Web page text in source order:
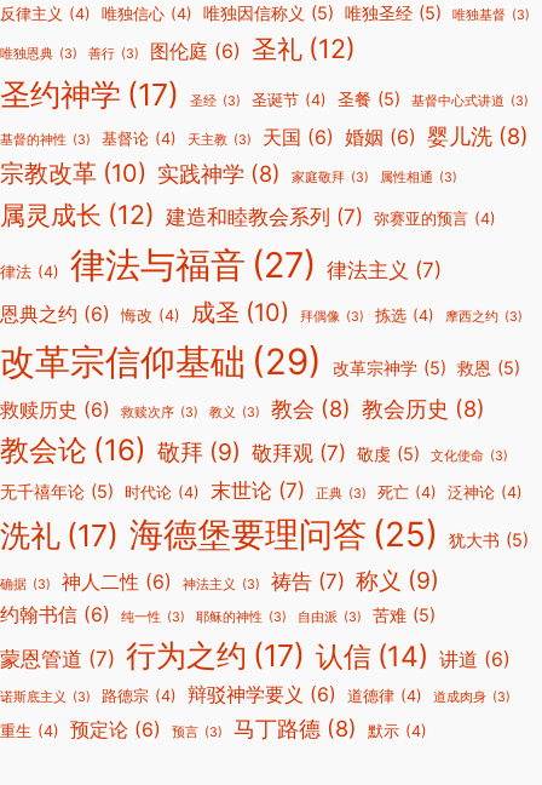
反律主义 (4) 唯独信心 (4) 唯独因信称义 (5) 唯独圣经 (5) 唯独基督 (3)
唯独恩典 (3) 善行 (3) 图伦庭 (6) 圣礼 (12)
圣约神学 (17) 圣经 (3) 圣诞节 (4) 圣餐 (5) 基督中心式讲道 (3)
基督的神性 (3) 基督论 (4) 天主教 (3) 天国 (6) 婚姻 (6) 婴儿洗 (8)
宗教改革 (10) 实践神学 (8) 家庭敬拜 (3) 属性相通 (3)
属灵成长 (12) 建造和睦教会系列 (7) 弥赛亚的预言 (4)
律法 (4) 律法与福音 (27) 律法主义 (7)
恩典之约 (6) 悔改 (4) 成圣 (10) 拜偶像 (3) 拣选 (4) 摩西之约 (3)
改革宗信仰基础 (29) 改革宗神学 (5) 救恩 (5)
救赎历史 (6) 救赎次序 (3) 教义 (3) 教会 (8) 教会历史 (8)
教会论 (16) 敬拜 (9) 敬拜观 (7) 敬虔 (5) 文化使命 (3)
无千禧年论 (5) 时代论 (4) 末世论 (7) 正典 (3) 死亡 (4) 泛神论 (4)
洗礼 (17) 海德堡要理问答 (25) 犹大书 (5)
确据 (3) 神人二性 (6) 神法主义 (3) 祷告 (7) 称义 (9)
约翰书信 (6) 纯一性 (3) 耶稣的神性 (3) 自由派 (3) 苦难 (5)
蒙恩管道 (7) 行为之约 (17) 认信 (14) 讲道 (6)
诺斯底主义 (3) 路德宗 (4) 辩驳神学要义 (6) 道德律 (4) 道成肉身 (3)
重生 (4) 预定论 (6) 预言 (3) 马丁路德 (8) 默示 (4)